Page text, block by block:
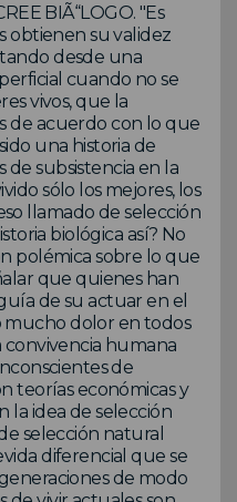
BIÃ“LOGO. "Es
obtienen su validez
desde una
cuando no se
vivos, que la
de acuerdo con lo que
una historia de
de subsistencia en la
sólo los mejores, los
llamado de selección
biológica así? No
polémica sobre lo que
que quienes han
de su actuar en el
mucho dolor en todos
convivencia humana
de
teorías económicas y
la idea de selección
selección natural
diferencial que se
de modo